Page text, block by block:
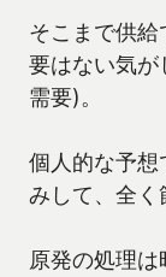
そこまで供
要はない気
需要)。
個人的な予
みして、全く
原発の処理